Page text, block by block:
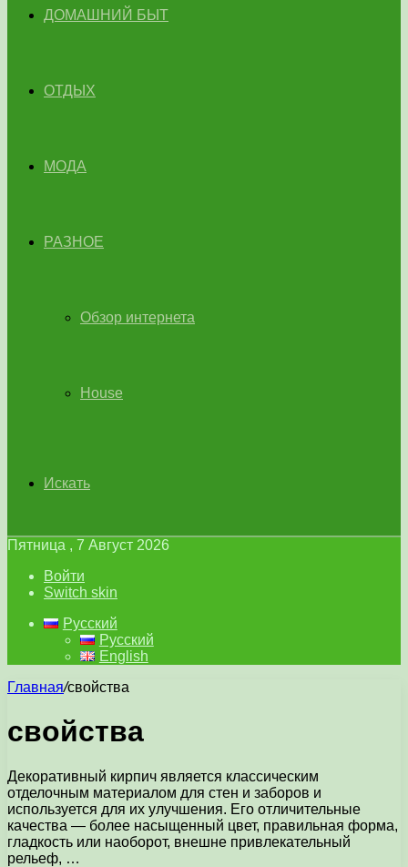
ДОМАШНИЙ БЫТ
ОТДЫХ
МОДА
РАЗНОЕ
Обзор интернета
House
Искать
Пятница , 7 Август 2026
Войти
Switch skin
Русский
Русский
English
Главная/свойства
свойства
Декоративный кирпич является классическим
отделочным материалом для стен и заборов и
используется для их улучшения. Его отличительные
качества — более насыщенный цвет, правильная форма,
гладкость или наоборот, внешне привлекательный
рельеф, …